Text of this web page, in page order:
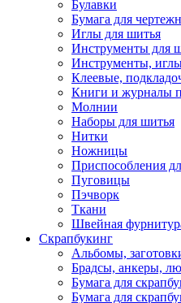
Булавки
Бумага для
Иглы для шитья
Инструменты для
Инструменты,
Клеевые,
Книги и журналы
Молнии
Наборы для шитья
Нитки
Ножницы
Приспособления
Пуговицы
Пэчворк
Ткани
Швейная
Скрапбукинг
Альбомы,
Брадсы, анкеры,
Бумага для
Бумага для